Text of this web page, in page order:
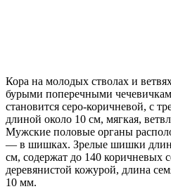
Кора на молодых стволах и
бурыми поперечными
становится серо-коричневой, с
длиной около 10 см, мягкая,
Мужские половые органы
— в шишках. Зрелые шишки
см, содержат до 140 коричневых
деревянистой кожурой, длина
10 мм.